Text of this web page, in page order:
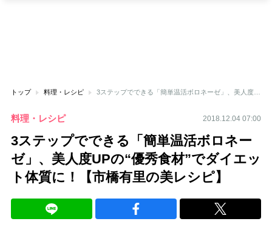
トップ 料理・レシピ 3ステップでできる「簡単温活ボロネーゼ」、美人度UPの“優秀食材”でダイエット体質に！【市橋有里の美レシピ】
料理・レシピ 2018.12.04 07:00
3ステップでできる「簡単温活ボロネー
ゼ」、美人度UPの“優秀食材”でダイエッ
ト体質に！【市橋有里の美レシピ】